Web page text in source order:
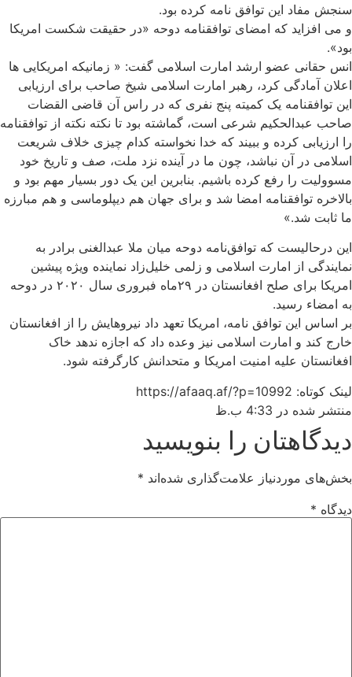
سنجش مفاد این توافق نامه کرده بود.
و می افزاید که امضای توافقنامه دوحه «در حقیقت شکست امریکا
بود».
انس حقانی عضو ارشد امارت اسلامی گفت: « زمانیکه امریکایی ها
اعلان آمادگی کرد، رهبر امارت اسلامی شیخ صاحب برای ارزیابی
این توافقنامه یک کمیته پنج نفری که در راس آن قاضی القضات
صاحب عبدالحکیم شرعی است، گماشته بود تا نکته نکته از توافقنامه
را ارزیابی کرده و ببیند که خدا نخواسته کدام چیزی خلاف شریعت
اسلامی در آن نباشد، چون ما در آینده نزد ملت، صف و تاریخ خود
مسوولیت را رفع کرده باشیم. بنابرین این یک دور بسیار مهم بود و
بالاخره توافقنامه امضا شد و برای جهان هم دیپلوماسی و هم مبارزه
ما ثابت شد.»
این درحالیست که توافق‌نامه دوحه میان ملا عبدالغنی برادر به
نمایندگی از امارت اسلامی و زلمی خلیل‌زاد نماینده ویژه پیشین
امریکا برای صلح افغانستان در ۲۹ماه فبروری سال ۲۰۲۰ در دوحه
به امضاء رسید.
بر اساس این توافق نامه، امریکا تعهد داد نیروهایش را از افغانستان
خارج کند و امارت اسلامی نیز وعده داد که اجازه ندهد خاک
افغانستان علیه امنیت امریکا و متحدانش کارگرفته شود.
لینک کوتاه: https://afaaq.af/?p=10992
منتشر شده در 4:33 ب.ظ
دیدگاهتان را بنویسید
بخش‌های موردنیاز علامت‌گذاری شده‌اند *
دیدگاه *